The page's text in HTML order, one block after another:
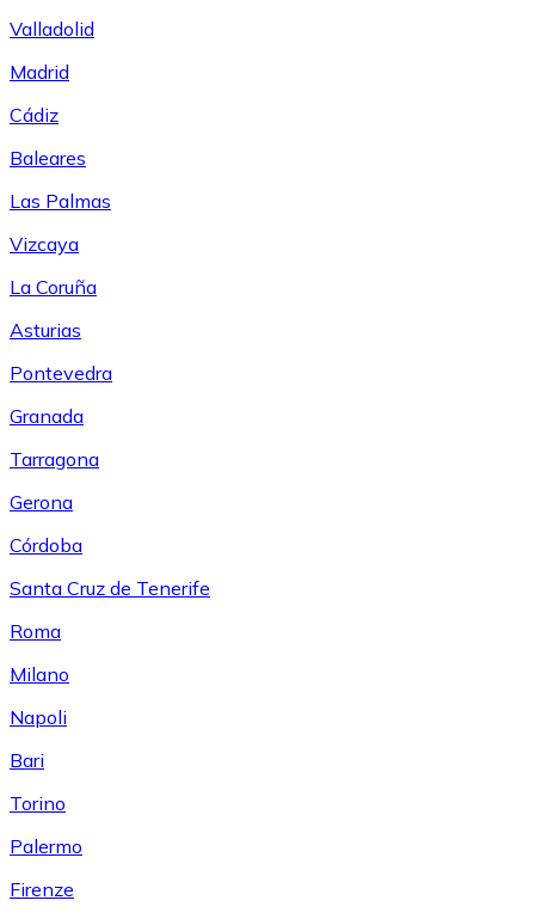
Valladolid
Madrid
Cádiz
Baleares
Las Palmas
Vizcaya
La Coruña
Asturias
Pontevedra
Granada
Tarragona
Gerona
Córdoba
Santa Cruz de Tenerife
Roma
Milano
Napoli
Bari
Torino
Palermo
Firenze